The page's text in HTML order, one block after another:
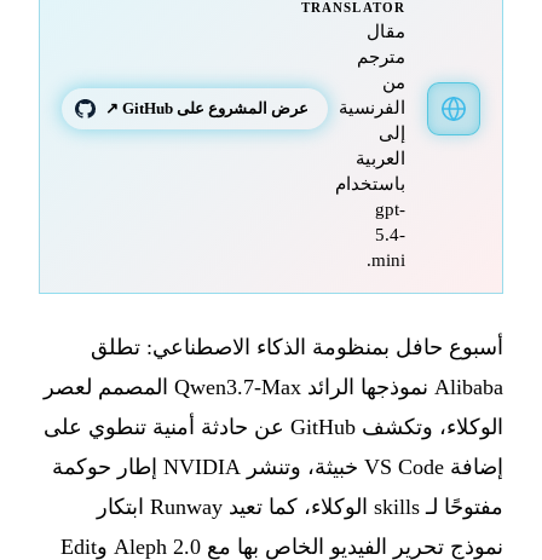
TRANSLATOR
مقال
مترجم
من
الفرنسية
إلى
العربية
باستخدام
gpt-
5.4-
mini.
عرض المشروع على GitHub ↗
أسبوع حافل بمنظومة الذكاء الاصطناعي: تطلق
Alibaba نموذجها الرائد Qwen3.7-Max المصمم لعصر
الوكلاء، وتكشف GitHub عن حادثة أمنية تنطوي على
إضافة VS Code خبيثة، وتنشر NVIDIA إطار حوكمة
مفتوحًا لـ skills الوكلاء، كما تعيد Runway ابتكار
نموذج تحرير الفيديو الخاص بها مع Aleph 2.0 وEdit